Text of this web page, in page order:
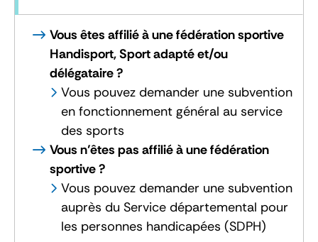
Vous êtes affilié à une fédération sportive
Handisport, Sport adapté et/ou
délégataire ?
Vous pouvez demander une subvention
en fonctionnement général au service
des sports
Vous n’êtes pas affilié à une fédération
sportive ?
Vous pouvez demander une subvention
auprès du Service départemental pour
les personnes handicapées (SDPH)